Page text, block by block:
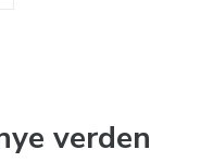
verden